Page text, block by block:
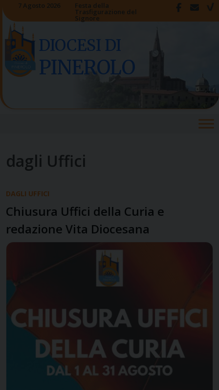
to
content
DIOCESI DI
PINEROLO
7 Agosto 2026 Festa della
Trasfigurazione del
Signore
dagli Uffici
DAGLI UFFICI
Chiusura Uffici della Curia e
redazione Vita Diocesana